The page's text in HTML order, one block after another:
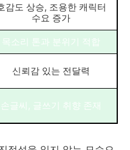
감도 상승, 조용한 캐릭터
수요 증가
목소리 톤과 분위기 적합
신뢰감 있는 전달력
손글씨, 글쓰기 취향 존재